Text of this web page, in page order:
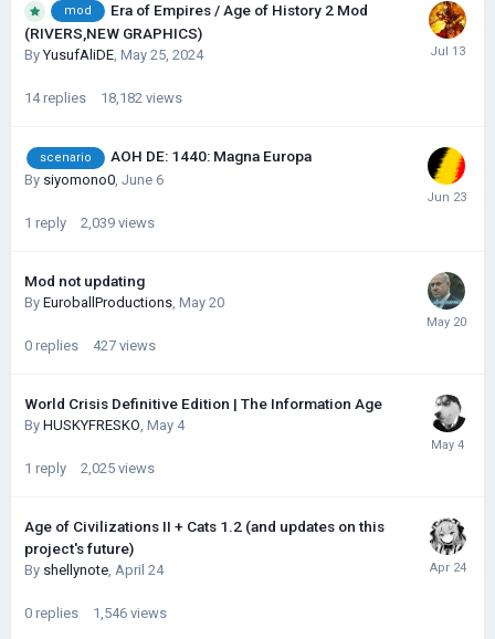
mod
Era of Empires / Age of History 2 Mod
(RIVERS,NEW GRAPHICS)
ByYusufAliDE, May 25, 2024
14 replies 18,182 views
scenario AOH DE: 1440: Magna Europa
By siyomono0 June 6
1 reply 2,039 views
Mod not updating
By EuroballProductions May 20
0 replies 427 views
World Crisis Definitive Edition | The Information Age
By HUSKYFRESKО May 4
1 reply 2,025 views
Age of Civilizations II + Cats 1.2 (and updates on this
project's future)
By shellynote April 24
0 replies 1,546 views